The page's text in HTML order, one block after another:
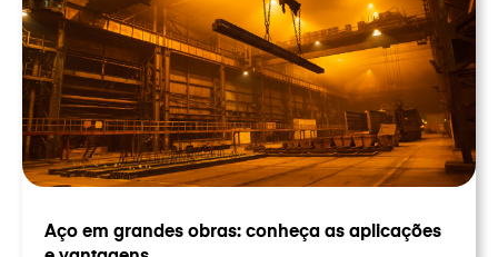
Aço em grandes obras: conheça as aplicações